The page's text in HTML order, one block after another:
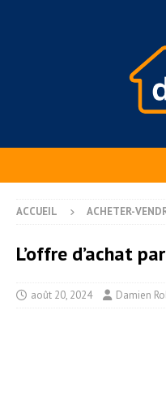
ACCUEIL ACHETER-
L’offre d’achat
août 20, 2024 Damien